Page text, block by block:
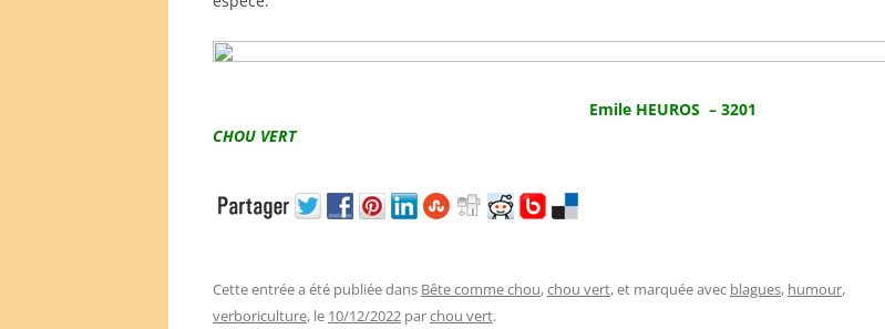
Emile HEUROS – 3201
CHOU VERT
Cette entrée a été publiée dans Bête comme chou,chou vert, et marquée avec blagues, humour,
verboriculture, le 10/12/2022 parchou vert.